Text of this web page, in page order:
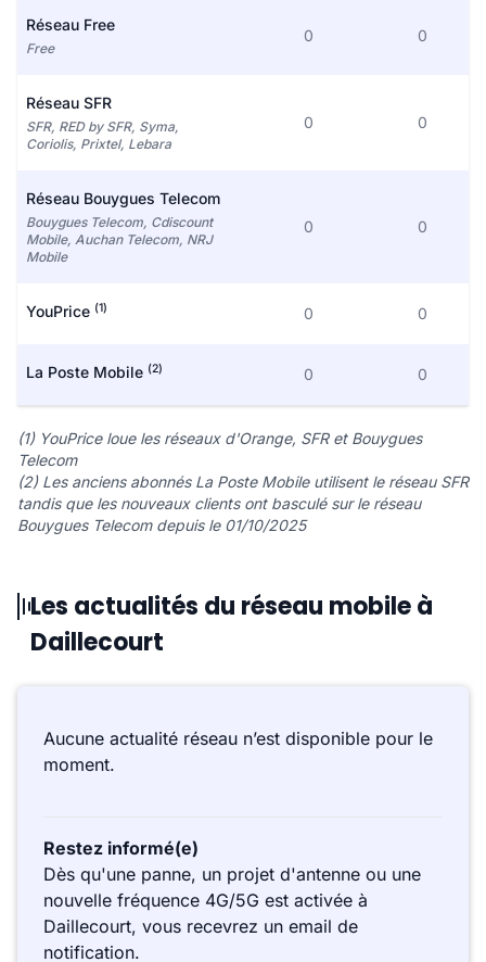
Réseau Free
Free
0 0
Réseau SFR
SFR, RED by SFR, Syma,
Coriolis, Prixtel, Lebara
0 0
Réseau Bouygues Telecom
Bouygues Telecom, Cdiscount
Mobile, Auchan Telecom, NRJ
Mobile
0 0
YouPrice (1) 0 0
La Poste Mobile (2) 0 0
(1) YouPrice loue les réseaux d'Orange, SFR et Bouygues
Telecom
(2) Les anciens abonnés La Poste Mobile utilisent le réseau SFR
tandis que les nouveaux clients ont basculé sur le réseau
Bouygues Telecom depuis le 01/10/2025
Les actualités du réseau mobile à
Daillecourt
Aucune actualité réseau n’est disponible pour le
moment.
Restez informé(e)
Dès qu'une panne, un projet d'antenne ou une
nouvelle fréquence 4G/5G est activée à
Daillecourt, vous recevrez un email de
notification.